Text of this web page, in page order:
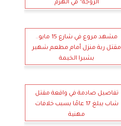
الزوجة” في الهرم
مشهد مروع في شارع 15 مايو..
مقتل ربة منزل أمام مطعم شهير
بشبرا الخيمة
تفاصيل صادمة في واقعة مقتل
شاب يبلغ 17 عامًا بسبب خلافات
مهنية